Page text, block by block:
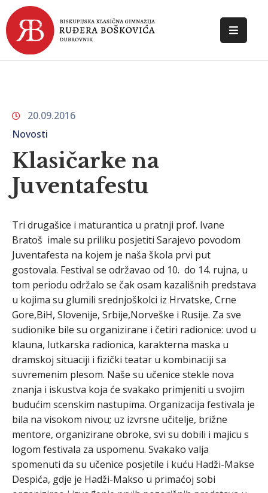
POČETNA
NOVOSTI
KONTAKT
20.09.2016
Novosti
Klasičarke na
Juventafestu
Tri drugašice i maturantica u pratnji prof. Ivane
Bratoš imale su priliku posjetiti Sarajevo povodom
Juventafesta na kojem je naša škola prvi put
gostovala. Festival se održavao od 10. do 14. rujna, u
tom periodu održalo se čak osam kazališnih predstava
u kojima su glumili srednjoškolci iz Hrvatske, Crne
Gore,BiH, Slovenije, Srbije,Norveške i Rusije. Za sve
sudionike bile su organizirane i četiri radionice: uvod u
klauna, lutkarska radionica, karakterna maska u
dramskoj situaciji i fizički teatar u kombinaciji sa
suvremenim plesom. Naše su učenice stekle nova
znanja i iskustva koja će svakako primjeniti u svojim
budućim scenskim nastupima. Organizacija festivala je
bila na visokom nivou; uz izvrsne učitelje, brižne
mentore, organizirane obroke, svi su dobili i majicu s
logom festivala za uspomenu. Svakako valja
spomenuti da su učenice posjetile i kuću Hadži-Makse
Despića, gdje je Hadži-Makso u primaćoj sobi